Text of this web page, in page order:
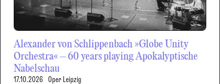
Alexander von Schlippenbach »Globe Unity
Orchestra« – 60 years playing Apokalyptische
Nabelschau
17.10.2026 Oper Leipzig